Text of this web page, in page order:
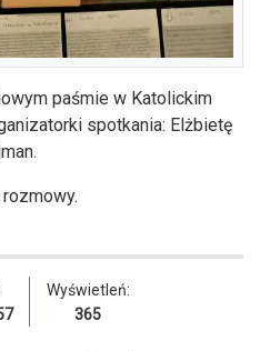
paśmie w Katolickim
spotkania: Elżbietę
Wyświetleń:
365